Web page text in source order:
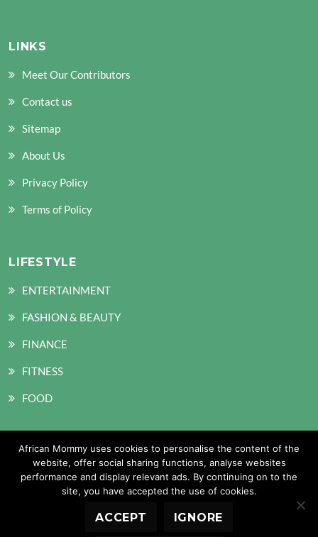
LINKS
Meet Our Contributors
Contact us
Sitemap
About Us
Privacy Policy
Terms of Policy
LIFESTYLE
ENTERTAINMENT
FASHION & BEAUTY
FINANCE
FITNESS
FOOD
SOCIAL MEDIA
African Mommy uses cookies to personalise the content of the
website, offer social sharing functions, analyse websites
performance and display relevant ads. By continuing on to the
site, you have accepted the use of cookies.
ACCEPT IGNORE